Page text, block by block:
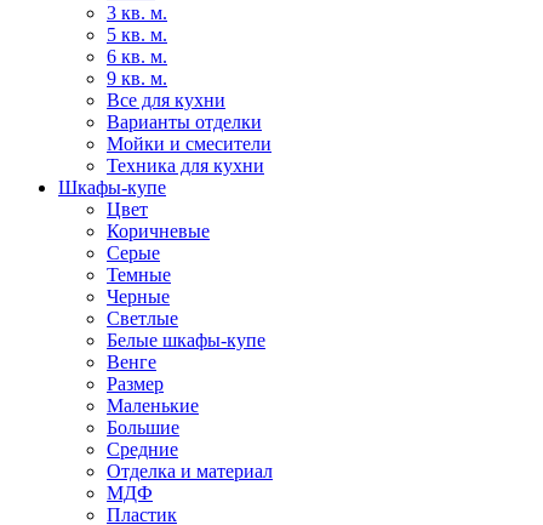
3 кв. м.
5 кв. м.
6 кв. м.
9 кв. м.
Все для кухни
Варианты отделки
Мойки и смесители
Техника для кухни
Шкафы-купе
Цвет
Коричневые
Серые
Темные
Черные
Светлые
Белые шкафы-купе
Венге
Размер
Маленькие
Большие
Средние
Отделка и материал
МДФ
Пластик